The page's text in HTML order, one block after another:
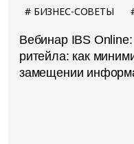
БИЗНЕС-СОВЕТЫ
Вебинар IBS
ритейла: как
замещении